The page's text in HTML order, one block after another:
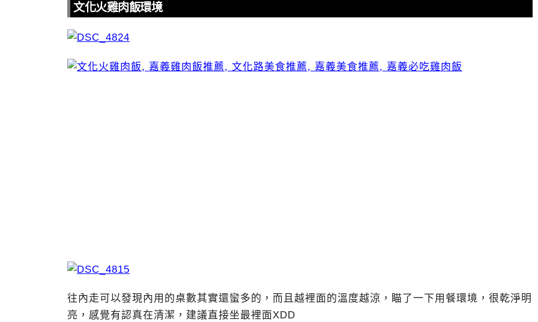
文化火雞肉飯環境
往內走可以發現內用的桌數其實還蠻多的，而且越裡面的溫度越涼，瞄了一下用餐環境，很乾淨明
亮，感覺有認真在清潔，建議直接坐最裡面XDD